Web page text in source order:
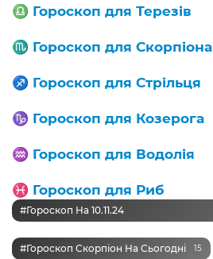
♎️ Гороскоп для Терезів
♏️ Гороскоп для Скорпіона
♐️ Гороскоп для Стрільця
♑️ Гороскоп для Козерога
♒️ Гороскоп для Водолія
♓️ Гороскоп для Риб
#Гороскоп На 10.11.24
#Гороскоп Скорпіон На Сьогодні 15